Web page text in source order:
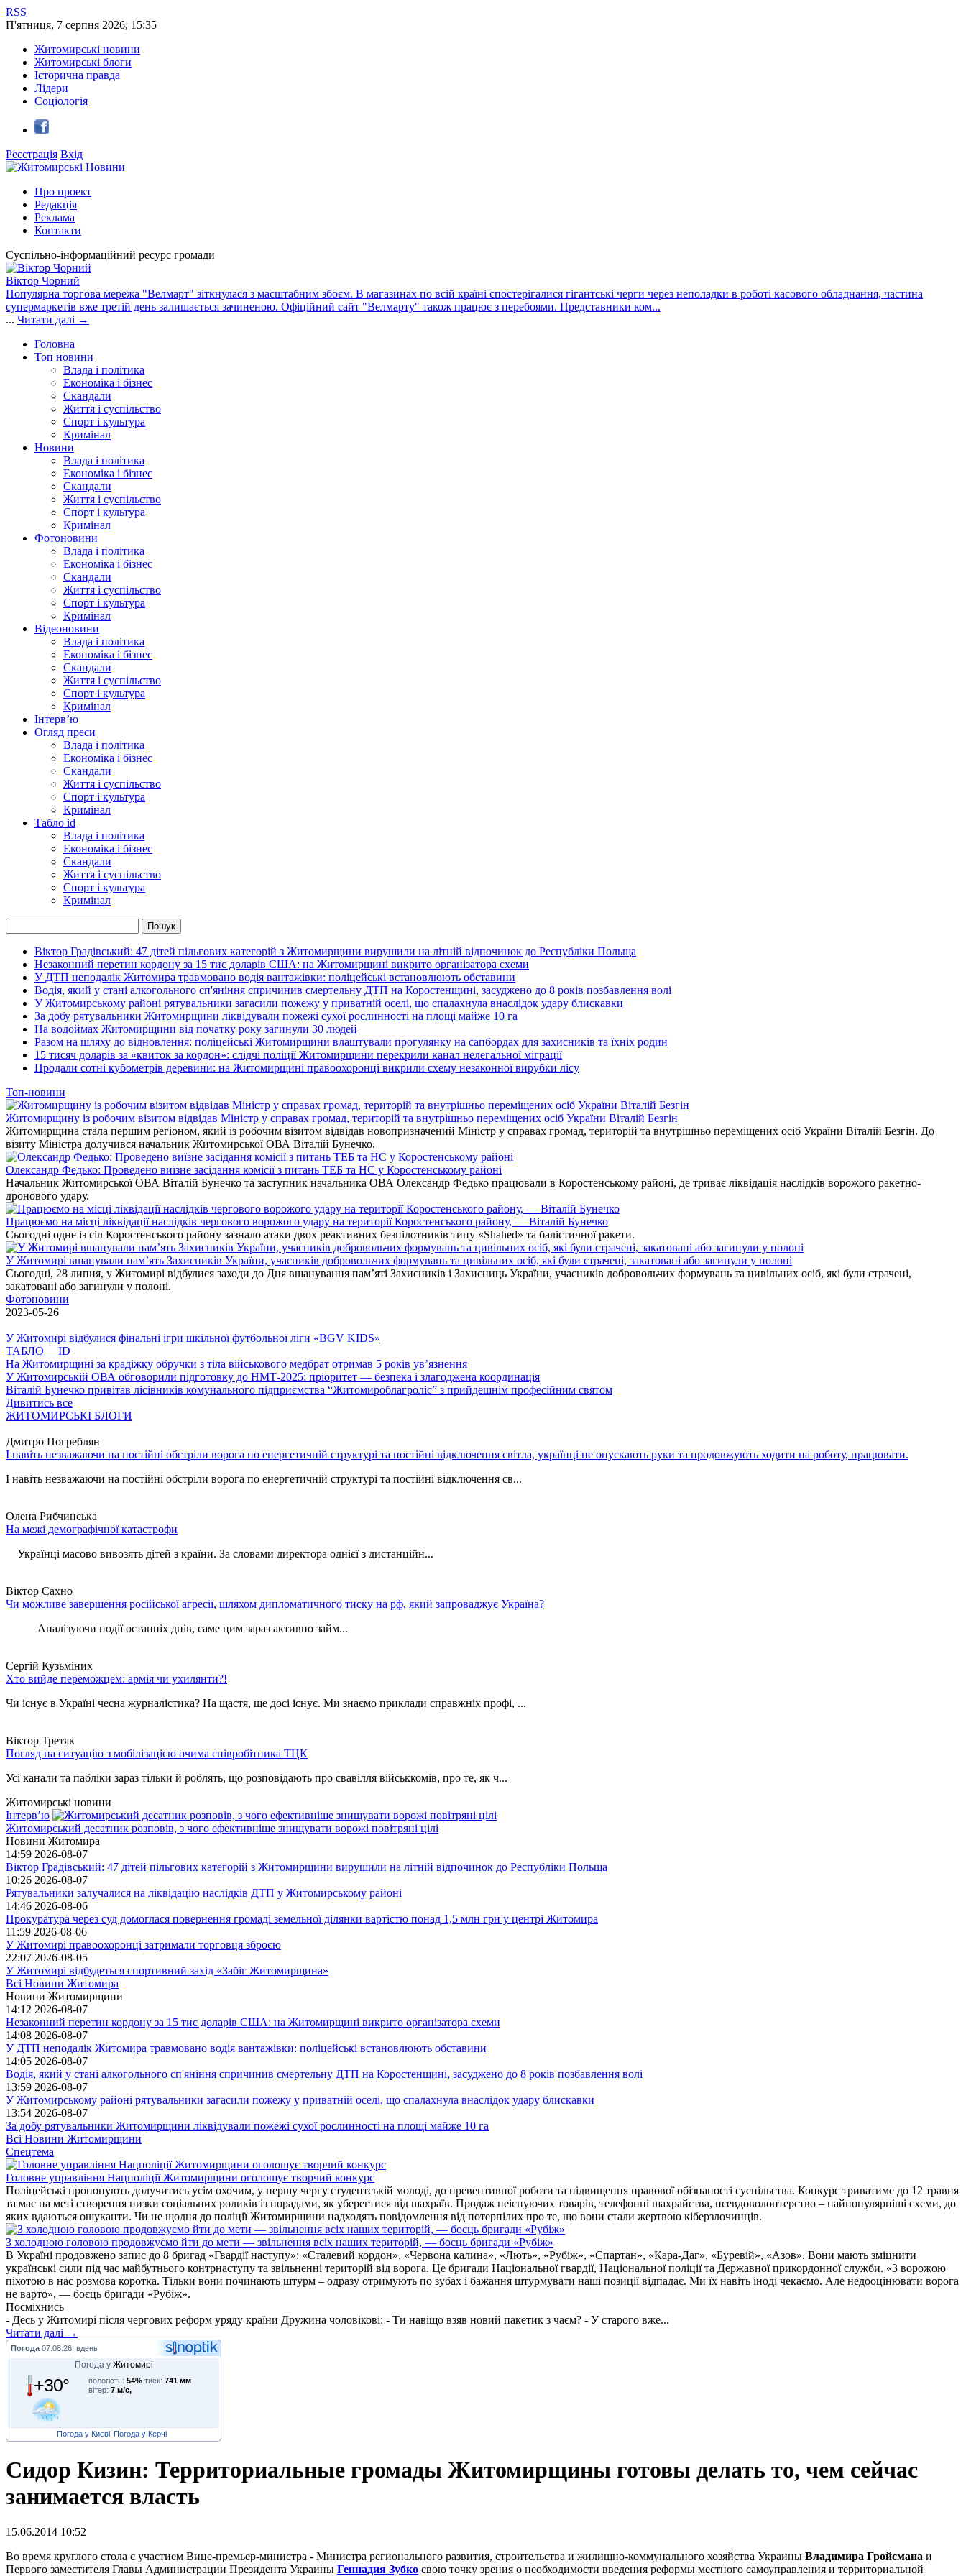
RSS
П'ятниця, 7 серпня 2026, 15:35
Житомирські новини
Житомирські блоги
Історична правда
Лідери
Соціологія
Реєстрація Вхід
Про проект
Редакція
Реклама
Контакти
Суспільно-інформаційний ресурс громади
Віктор Чорний
Популярна торгова мережа "Велмарт" зіткнулася з масштабним збоєм. В магазинах по всій країні спостерігалися гігантські черги через неполадки в роботі касового обладнання, частина
супермаркетів вже третій день залишається зачиненою. Офіційний сайт "Велмарту" також працює з перебоями. Представники ком...
... Читати далі →
Головна
Топ новини
Влада і політика
Економіка і бізнес
Скандали
Життя і суспільство
Спорт і культура
Кримінал
Новини
Влада і політика
Економіка і бізнес
Скандали
Життя і суспільство
Спорт і культура
Кримінал
Фотоновини
Влада і політика
Економіка і бізнес
Скандали
Життя і суспільство
Спорт і культура
Кримінал
Відеоновини
Влада і політика
Економіка і бізнес
Скандали
Життя і суспільство
Спорт і культура
Кримінал
Інтерв’ю
Огляд преси
Влада і політика
Економіка і бізнес
Скандали
Життя і суспільство
Спорт і культура
Кримінал
Табло id
Влада і політика
Економіка і бізнес
Скандали
Життя і суспільство
Спорт і культура
Кримінал
Віктор Градівський: 47 дітей пільгових категорій з Житомирщини вирушили на літній відпочинок до Республіки Польща
Незаконний перетин кордону за 15 тис доларів США: на Житомирщині викрито організатора схеми
У ДТП неподалік Житомира травмовано водія вантажівки: поліцейські встановлюють обставини
Водія, який у стані алкогольного сп'яніння спричинив смертельну ДТП на Коростенщині, засуджено до 8 років позбавлення волі
У Житомирському районі рятувальники загасили пожежу у приватній оселі, що спалахнула внаслідок удару блискавки
За добу рятувальники Житомирщини ліквідували пожежі сухої рослинності на площі майже 10 га
На водоймах Житомирщини від початку року загинули 30 людей
Разом на шляху до відновлення: поліцейські Житомирщини влаштували прогулянку на сапбордах для захисників та їхніх родин
15 тисяч доларів за «квиток за кордон»: слідчі поліції Житомирщини перекрили канал нелегальної міграції
Продали сотні кубометрів деревини: на Житомирщині правоохоронці викрили схему незаконної вирубки лісу
Топ-новини
Житомирщину із робочим візитом відвідав Міністр у справах громад, територій та внутрішньо переміщених осіб України Віталій Безгін
Житомирщина стала першим регіоном, який із робочим візитом відвідав новопризначений Міністр у справах громад, територій та внутрішньо переміщених осіб України Віталій Безгін. До
візиту Міністра долучився начальник Житомирської ОВА Віталій Бунечко.
Олександр Федько: Проведено виїзне засідання комісії з питань ТЕБ та НС у Коростенському районі
Начальник Житомирської ОВА Віталій Бунечко та заступник начальника ОВА Олександр Федько працювали в Коростенському районі, де триває ліквідація наслідків ворожого ракетно-
дронового удару.
Працюємо на місці ліквідації наслідків чергового ворожого удару на території Коростенського району, — Віталій Бунечко
Сьогодні одне із сіл Коростенського району зазнало атаки двох реактивних безпілотників типу «Shahed» та балістичної ракети.
У Житомирі вшанували пам’ять Захисників України, учасників добровольчих формувань та цивільних осіб, які були страчені, закатовані або загинули у полоні
Сьогодні, 28 липня, у Житомирі відбулися заходи до Дня вшанування пам’яті Захисників і Захисниць України, учасників добровольчих формувань та цивільних осіб, які були страчені,
закатовані або загинули у полоні.
Фотоновини
2023-05-26
У Житомирі відбулися фінальні ігри шкільної футбольної ліги «BGV KIDS»
ТАБЛО ID
На Житомирщині за крадіжку обручки з тіла військового медбрат отримав 5 років ув’язнення
У Житомирській ОВА обговорили підготовку до НМТ-2025: пріоритет — безпека і злагоджена координація
Віталій Бунечко привітав лісівників комунального підприємства “Житомироблагроліс” з прийдешнім професійним святом
Дивитись все
ЖИТОМИРСЬКІ БЛОГИ
Дмитро Погреблян
І навіть незважаючи на постійні обстріли ворога по енергетичній структурі та постійні відключення світла, українці не опускають руки та продовжують ходити на роботу, працювати.
І навіть незважаючи на постійні обстріли ворога по енергетичній структурі та постійні відключення св...
Олена Рибчинська
На межі демографічної катастрофи
Українці масово вивозять дітей з країни. За словами директора однієї з дистанційн...
Віктор Сахно
Чи можливе завершення російської агресії, шляхом дипломатичного тиску на рф, який запроваджує Україна?
Аналізуючи події останніх днів, саме цим зараз активно займ...
Сергій Кузьміних
Хто вийде переможцем: армія чи ухилянти?!
Чи існує в Україні чесна журналістика? На щастя, ще досі існує. Ми знаємо приклади справжніх профі, ...
Віктор Третяк
Погляд на ситуацію з мобілізацією очима співробітника ТЦК
Усі канали та пабліки зараз тільки й роблять, що розповідають про свавілля військкомів, про те, як ч...
Житомирські новини
Інтерв’ю
Житомирський десатник розповів, з чого ефективніше знищувати ворожі повітряні цілі
Новини Житомира
14:59 2026-08-07
Віктор Градівський: 47 дітей пільгових категорій з Житомирщини вирушили на літній відпочинок до Республіки Польща
10:26 2026-08-07
Рятувальники залучалися на ліквідацію наслідків ДТП у Житомирському районі
14:46 2026-08-06
Прокуратура через суд домоглася повернення громаді земельної ділянки вартістю понад 1,5 млн грн у центрі Житомира
11:59 2026-08-06
У Житомирі правоохоронці затримали торговця зброєю
22:07 2026-08-05
У Житомирі відбудеться спортивний захід «Забіг Житомирщина»
Всі Новини Житомира
Новини Житомирщини
14:12 2026-08-07
Незаконний перетин кордону за 15 тис доларів США: на Житомирщині викрито організатора схеми
14:08 2026-08-07
У ДТП неподалік Житомира травмовано водія вантажівки: поліцейські встановлюють обставини
14:05 2026-08-07
Водія, який у стані алкогольного сп'яніння спричинив смертельну ДТП на Коростенщині, засуджено до 8 років позбавлення волі
13:59 2026-08-07
У Житомирському районі рятувальники загасили пожежу у приватній оселі, що спалахнула внаслідок удару блискавки
13:54 2026-08-07
За добу рятувальники Житомирщини ліквідували пожежі сухої рослинності на площі майже 10 га
Всі Новини Житомирщини
Спецтема
Головне управління Нацполіції Житомирщини оголошує творчий конкурс
Поліцейські пропонують долучитись усім охочим, у першу чергу студентській молоді, до превентивної роботи та підвищення правової обізнаності суспільства. Конкурс триватиме до 12 травня
та має на меті створення низки соціальних роликів із порадами, як уберегтися від шахраїв. Продаж неіснуючих товарів, телефонні шахрайства, псевдоволонтерство – найпопулярніші схеми, до
яких вдаються ошуканти. Чи не щодня до поліції Житомирщини надходять повідомлення від потерпілих про те, що вони стали жертвою кіберзлочинців.
З холодною головою продовжуємо йти до мети — звільнення всіх наших територій, — боєць бригади «Рубіж»
В Україні продовжено запис до 8 бригад «Гвардії наступу»: «Сталевий кордон», «Червона калина», «Лють», «Рубіж», «Спартан», «Кара-Даг», «Буревій», «Азов». Вони мають зміцнити
українські сили під час майбутнього контрнаступу та звільненні територій від ворога. Це бригади Національної гвардії, Національної поліції та Державної прикордонної служби. «З ворожою
піхотою в нас розмова коротка. Тільки вони починають штурм – одразу отримують по зубах і бажання штурмувати наші позиції відпадає. Ми їх навіть іноді чекаємо. Але недооцінювати ворога
не варто», — боєць бригади «Рубіж».
Посміхнись
- Десь у Житомирі після чергових реформ уряду країни Дружина чоловікові: - Ти навіщо взяв новий пакетик з чаєм? - У старого вже...
Читати далі →
Погода 07.08.26, вдень
Погода у Житомирі
+30° вологість: 54% тиск: 741 мм
вітер: 7 м/с,
Погода у Києві Погода у Керчі
Сидор Кизин: Территориальные громады Житомирщины готовы делать то, чем сейчас
занимается власть
15.06.2014 10:52
Во время круглого стола с участием Вице-премьер-министра - Министра регионального развития, строительства и жилищно-коммунального хозяйства Украины Владимира Гройсмана и
Первого заместителя Главы Администрации Президента Украины Геннадия Зубко свою точку зрения о необходимости введения реформы местного самоуправления и территориальной